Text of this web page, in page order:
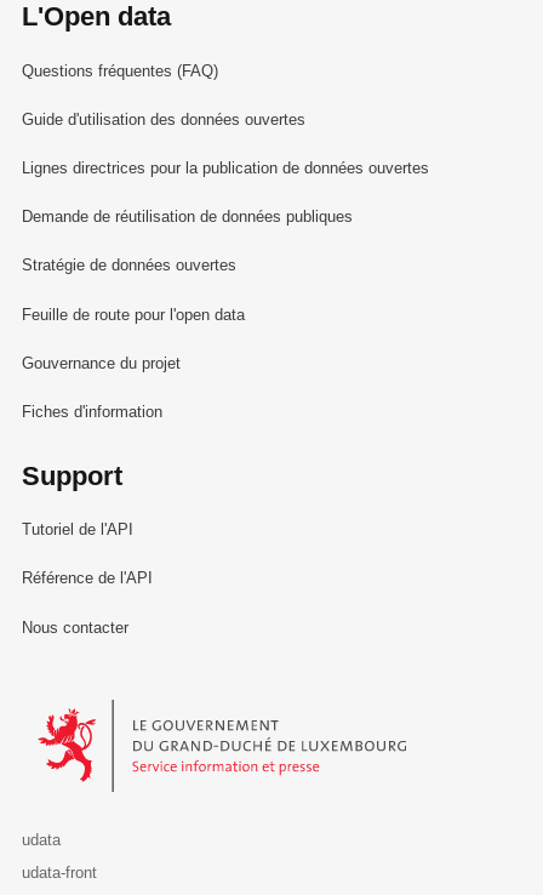
L'Open data
Questions fréquentes (FAQ)
Guide d'utilisation des données ouvertes
Lignes directrices pour la publication de données ouvertes
Demande de réutilisation de données publiques
Stratégie de données ouvertes
Feuille de route pour l'open data
Gouvernance du projet
Fiches d'information
Support
Tutoriel de l'API
Référence de l'API
Nous contacter
Le Gouvernement du Grand-Duché de Luxembourg - Service
udata
udata-front